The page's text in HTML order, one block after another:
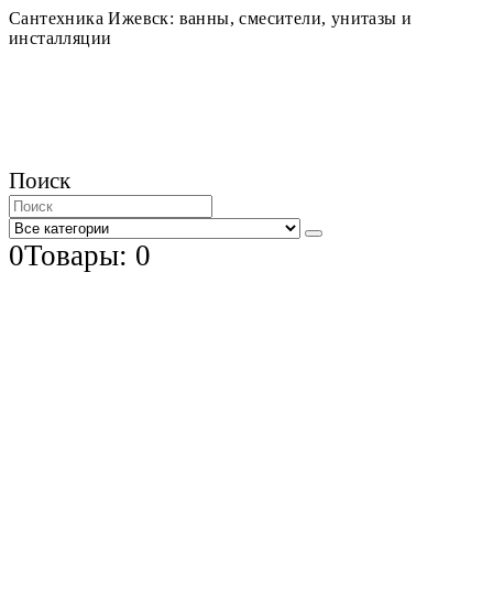
Сантехника Ижевск: ванны, смесители, унитазы и
инсталляции
Поиск
0Товары: 0